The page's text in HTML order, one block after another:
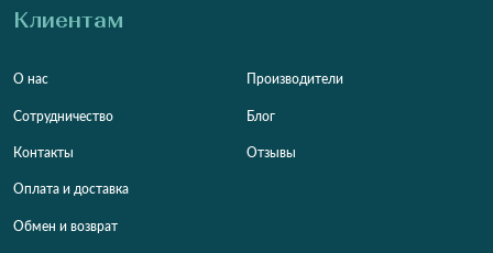
Клиентам
О нас
Сотрудничество
Контакты
Оплата и доставка
Обмен и возврат
Производители
Блог
Отзывы